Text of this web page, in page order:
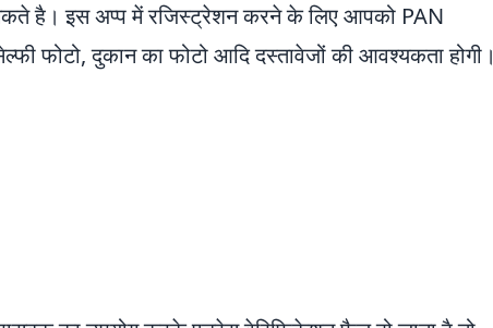
है। इस अप्प में रजिस्ट्रेशन करने के लिए आपको PAN
फोटो, दुकान का फोटो आदि दस्तावेजों की आवश्यकता होगी।